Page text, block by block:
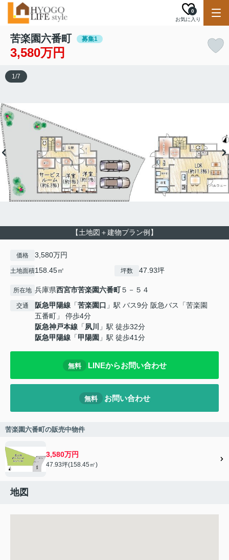
お気に入り
0
苦楽園六番町 募集1
3,580万円
【土地図＋建物プラン例】
1/7
価格 3,580万円
土地面積158.45㎡ 坪数 47.93坪
所在地 兵庫県西宮市苦楽園六番町５－５４
交通 阪急甲陽線 「苦楽園口 」駅 バス9分 阪急バス「苦楽園
五番町」 停歩4分
阪急神戸本線 「夙川
」駅 徒歩32分
阪急甲陽線 「甲陽園 」駅 徒歩41分
無料 LINEからお問い合わせ
無料 お問い合わせ
苦楽園六番町の販売中物件
3,580万円
47.93坪(158.45㎡)
地図